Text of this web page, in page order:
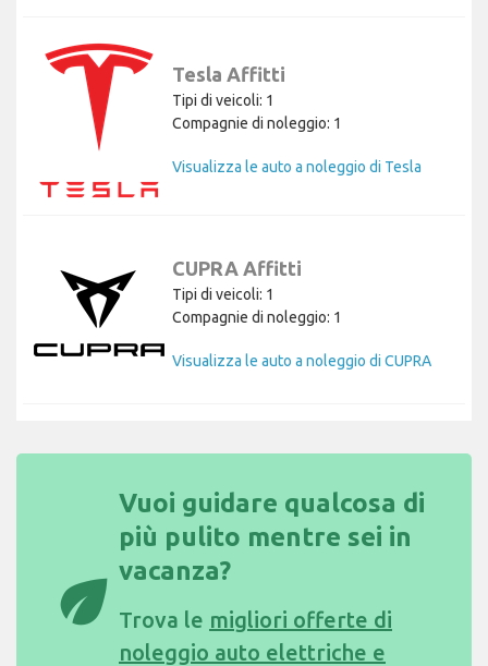
Tesla Affitti
Tipi di veicoli: 1
Compagnie di noleggio: 1
Visualizza le auto a noleggio di Tesla
CUPRA Affitti
Tipi di veicoli: 1
Compagnie di noleggio: 1
Visualizza le auto a noleggio di CUPRA
eco
Vuoi guidare qualcosa di
più pulito mentre sei in
vacanza?
Trova le migliori offerte di
noleggio auto elettriche e